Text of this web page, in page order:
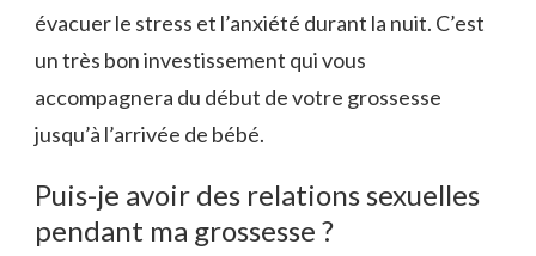
évacuer le stress et l’anxiété durant la nuit. C’est
un très bon investissement qui vous
accompagnera du début de votre grossesse
jusqu’à l’arrivée de bébé.
Puis-je avoir des relations sexuelles
pendant ma grossesse ?